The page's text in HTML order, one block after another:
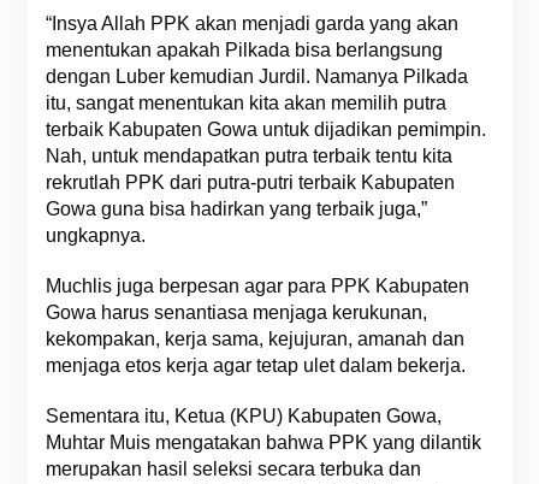
“Insya Allah PPK akan menjadi garda yang akan
menentukan apakah Pilkada bisa berlangsung
dengan Luber kemudian Jurdil. Namanya Pilkada
itu, sangat menentukan kita akan memilih putra
terbaik Kabupaten Gowa untuk dijadikan pemimpin.
Nah, untuk mendapatkan putra terbaik tentu kita
rekrutlah PPK dari putra-putri terbaik Kabupaten
Gowa guna bisa hadirkan yang terbaik juga,”
ungkapnya.
Muchlis juga berpesan agar para PPK Kabupaten
Gowa harus senantiasa menjaga kerukunan,
kekompakan, kerja sama, kejujuran, amanah dan
menjaga etos kerja agar tetap ulet dalam bekerja.
Sementara itu, Ketua (KPU) Kabupaten Gowa,
Muhtar Muis mengatakan bahwa PPK yang dilantik
merupakan hasil seleksi secara terbuka dan